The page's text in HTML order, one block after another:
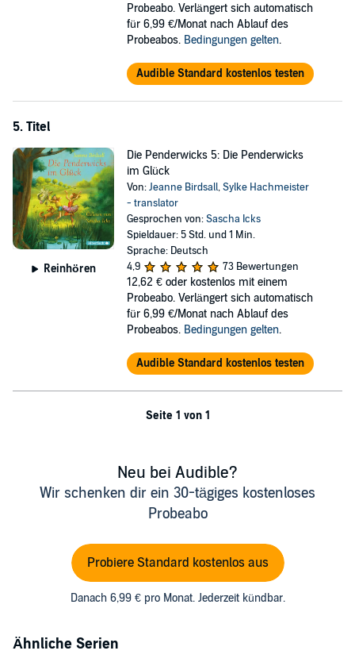
Probeabo. Verlängert sich automatisch
für 6,99 €/Monat nach Ablauf des
Probeabos. Bedingungen gelten.
Audible Standard kostenlos testen
5. Titel
Reinhören
Die Penderwicks 5: Die Penderwicks
im Glück
Von:Jeanne Birdsall,Sylke Hachmeister
- translator
Gesprochen von:Sascha Icks
Spieldauer: 5 Std. und 1 Min.
Sprache: Deutsch
4,9
73 Bewertungen
12,62 € oder kostenlos mit einem
Probeabo. Verlängert sich automatisch
für 6,99 €/Monat nach Ablauf des
Probeabos. Bedingungen gelten.
Audible Standard kostenlos testen
Seite 1 von 1
Neu bei Audible?
Wir schenken dir ein 30-tägiges kostenloses
Probeabo
Probiere Standard kostenlos aus
Danach 6,99 € pro Monat. Jederzeit kündbar.
Ähnliche Serien